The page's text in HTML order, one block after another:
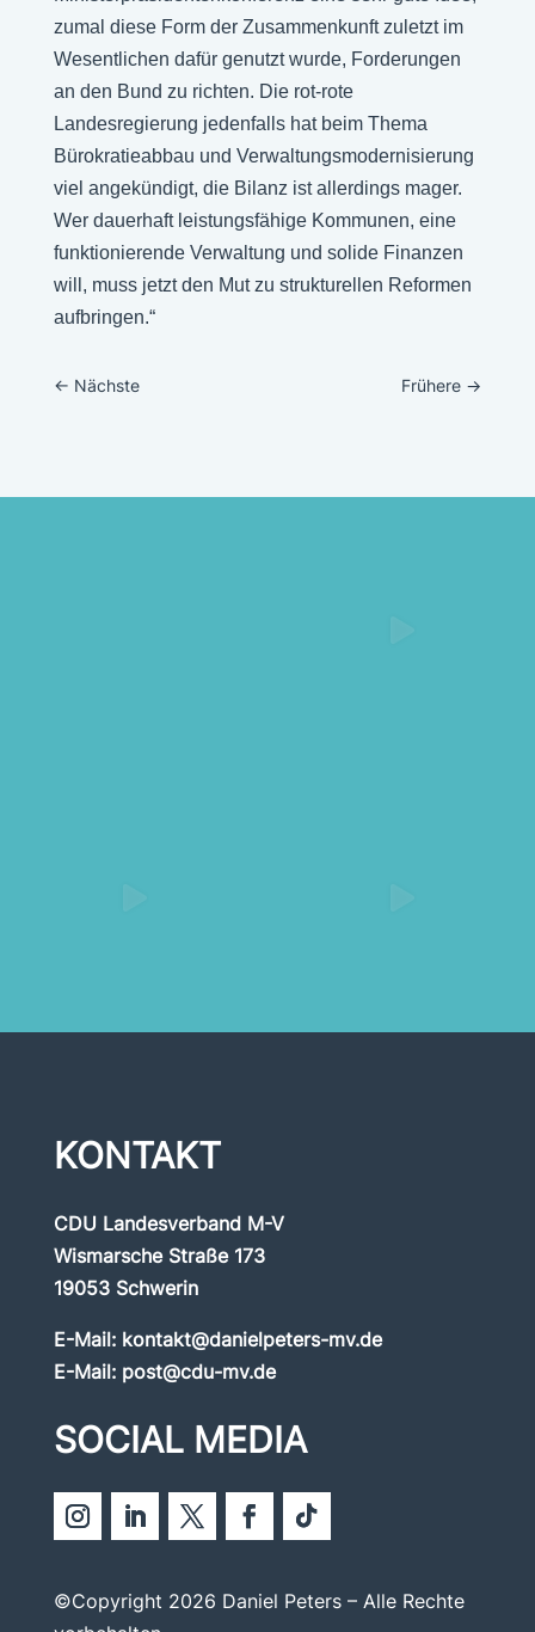
zumal diese Form der Zusammenkunft zuletzt im
Wesentlichen dafür genutzt wurde, Forderungen
an den Bund zu richten. Die rot-rote
Landesregierung jedenfalls hat beim Thema
Bürokratieabbau und Verwaltungsmodernisierung
viel angekündigt, die Bilanz ist allerdings mager.
Wer dauerhaft leistungsfähige Kommunen, eine
funktionierende Verwaltung und solide Finanzen
will, muss jetzt den Mut zu strukturellen Reformen
aufbringen.“
← Nächste Frühere →
KONTAKT
CDU Landesverband M-V
Wismarsche Straße 173
19053 Schwerin
E-Mail: kontakt@danielpeters-mv.de
E-Mail: post@cdu-mv.de
SOCIAL MEDIA
©Copyright 2026 Daniel Peters – Alle Rechte